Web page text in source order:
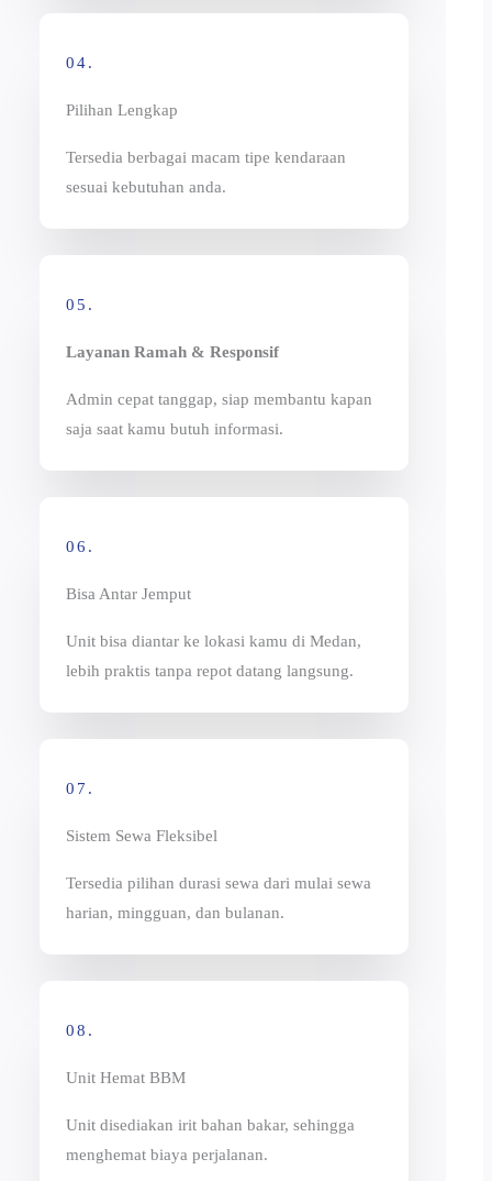
04.
Pilihan Lengkap
Tersedia berbagai macam tipe kendaraan
sesuai kebutuhan anda.
05.
Layanan Ramah & Responsif
Admin cepat tanggap, siap membantu kapan
saja saat kamu butuh informasi.
06.
Bisa Antar Jemput
Unit bisa diantar ke lokasi kamu di Medan,
lebih praktis tanpa repot datang langsung.
07.
Sistem Sewa Fleksibel
Tersedia pilihan durasi sewa dari mulai sewa
harian, mingguan, dan bulanan.
08.
Unit Hemat BBM
Unit disediakan irit bahan bakar, sehingga
menghemat biaya perjalanan.